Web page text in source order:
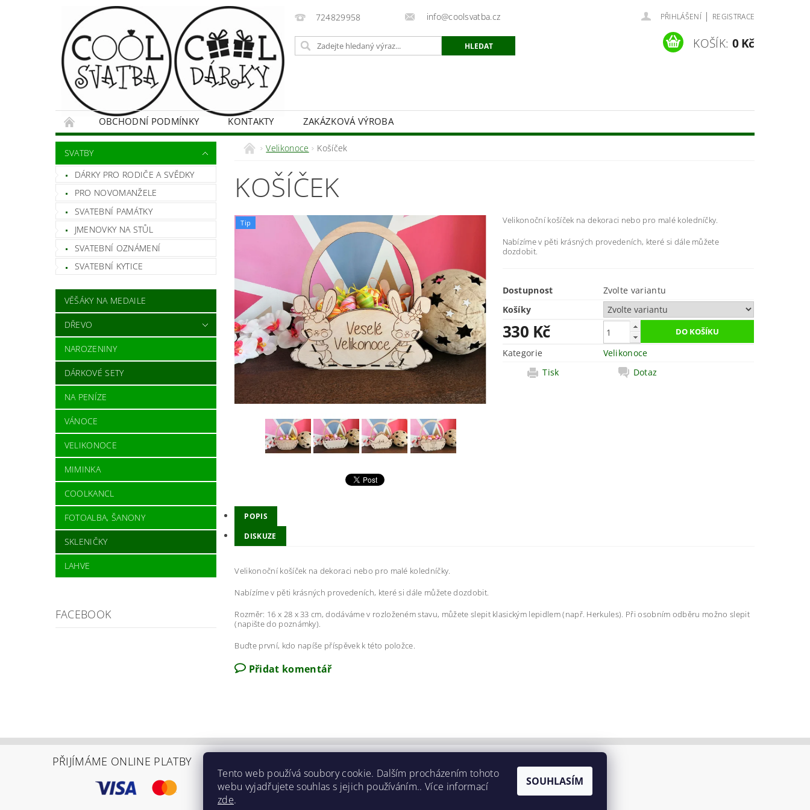
724829958 info@coolsvatba.cz PŘIHLÁŠENÍ | REGISTRACE
KOŠÍK: 0 Kč
OBCHODNÍ PODMÍNKY KONTAKTY ZAKÁZKOVÁ VÝROBA
SVATBY
DÁRKY PRO RODIČE A SVĚDKY
PRO NOVOMANŽELE
SVATEBNÍ PAMÁTKY
JMENOVKY NA STŮL
SVATEBNÍ OZNÁMENÍ
SVATEBNÍ KYTICE
VĚŠÁKY NA MEDAILE
DŘEVO
NAROZENINY
DÁRKOVÉ SETY
NA PENÍZE
VÁNOCE
VELIKONOCE
MIMINKA
COOLKANCL
FOTOALBA, ŠANONY
SKLENIČKY
LAHVE
FACEBOOK
Velikonoce Košíček
KOŠÍČEK
Tip
Velikonoční košíček na dekoraci nebo pro malé koledníčky.
Nabízíme v pěti krásných provedeních, které si dále můžete
dozdobit.
Dostupnost
Zvolte variantu
Košíky
330 Kč
Kategorie
Velikonoce
Tisk
Dotaz
POPIS
DISKUZE
Velikonoční košíček na dekoraci nebo pro malé koledníčky.
Nabízíme v pěti krásných provedeních, které si dále můžete dozdobit.
Rozměr: 16 x 28 x 33 cm, dodáváme v rozloženém stavu, můžete slepit klasickým lepidlem (např. Herkules). Při osobním odběru možno slepit
(napište do poznámky).
Buďte první, kdo napíše příspěvek k této položce.
Přidat komentář
PŘIJÍMÁME ONLINE PLATBY
Tento web používá soubory cookie. Dalším procházením tohoto
webu vyjadřujete souhlas s jejich používáním.. Více informací
zde.
SOUHLASÍM